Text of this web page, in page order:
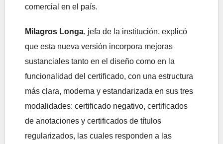
comercial en el país.
Milagros Longa, jefa de la institución, explicó
que esta nueva versión incorpora mejoras
sustanciales tanto en el diseño como en la
funcionalidad del certificado, con una estructura
más clara, moderna y estandarizada en sus tres
modalidades: certificado negativo, certificados
de anotaciones y certificados de títulos
regularizados, las cuales responden a las